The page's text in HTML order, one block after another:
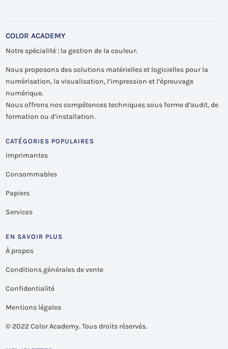
COLOR ACADEMY
Notre spécialité : la gestion de la couleur.
Nous proposons des solutions matérielles et logicielles pour la
numérisation, la visualisation, l’impression et l’épreuvage
numérique.
Nous offrons nos compétences techniques sous forme d’audit, de
formation ou d’installation.
CATÉGORIES POPULAIRES
Imprimantes
Consommables
Papiers
Services
EN SAVOIR PLUS
À propos
Conditions générales de vente
Confidentialité
Mentions légales
© 2022 Color Academy. Tous droits réservés.